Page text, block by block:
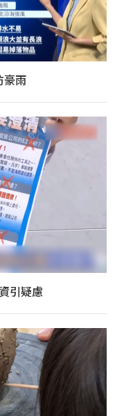
豪雨
引疑慮